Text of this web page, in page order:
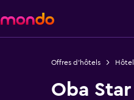
Offres d’hôtels
Oba